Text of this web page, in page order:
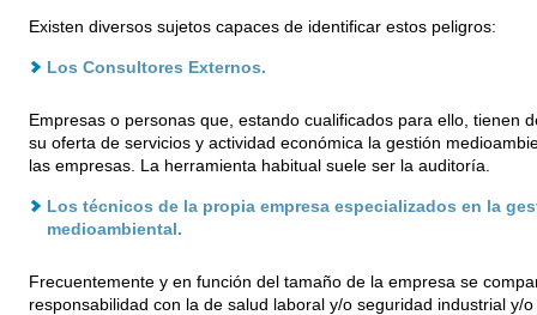
Existen diversos sujetos capaces de identificar estos peligros:
Los Consultores Externos.
Empresas o personas que, estando cualificados para ello, tienen
su oferta de servicios y actividad económica la gestión
las empresas. La herramienta habitual suele ser la auditoría.
Los técnicos de la propia empresa especializados en la
medioambiental.
Frecuentemente y en función del tamaño de la empresa se
responsabilidad con la de salud laboral y/o seguridad industrial y/o